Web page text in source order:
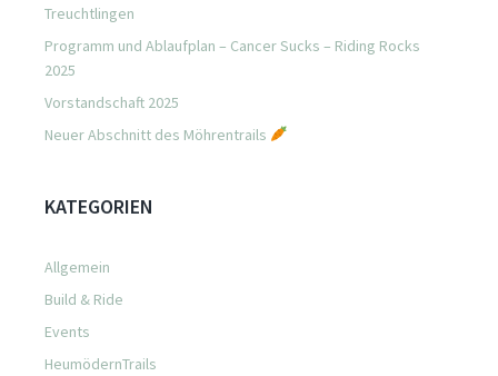
Treuchtlingen
Programm und Ablaufplan – Cancer Sucks – Riding Rocks
2025
Vorstandschaft 2025
Neuer Abschnitt des Möhrentrails
KATEGORIEN
Allgemein
Build & Ride
Events
HeumödernTrails